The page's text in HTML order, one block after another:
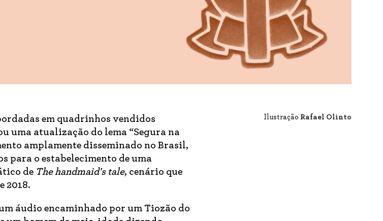
Ilustração Rafael Olinto
em quadrinhos vendidos
uma atualização do lema “Segura na
amplamente disseminado no Brasil,
para o estabelecimento de uma
de The handmaid's tale, cenário que
2018.
áudio encaminhado por um Tiozão do